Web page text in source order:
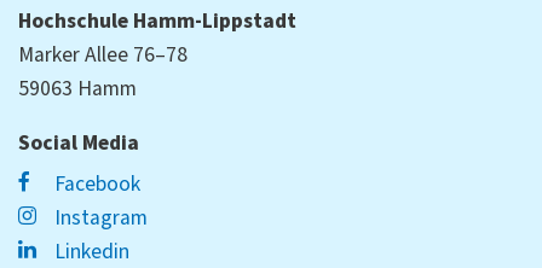
Hochschule Hamm-Lippstadt
Marker Allee 76–78
59063 Hamm
Social Media
Facebook
Instagram
Linkedin